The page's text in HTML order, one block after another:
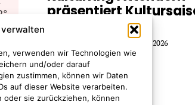
verwenden wir Technologien wie
und/oder darauf
zustimmen, können wir Daten
auf dieser Website verarbeiten.
oder sie zurückziehen, können
°
präsentiert
4. August 2026